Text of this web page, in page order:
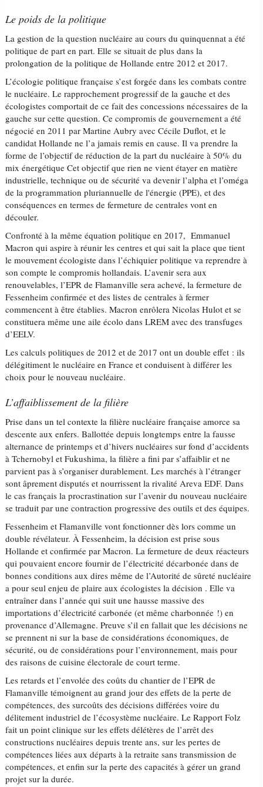
Le poids de la politique
La gestion de la question nucléaire au cours du quinquennat a été
politique de part en part. Elle se situait de plus dans la
prolongation de la politique de Hollande entre 2012 et 2017.
L’écologie politique française s’est forgée dans les combats contre
le nucléaire. Le rapprochement progressif de la gauche et des
écologistes comportait de ce fait des concessions nécessaires de la
gauche sur cette question. Ce compromis de gouvernement a été
négocié en 2011 par Martine Aubry avec Cécile Duflot, et le
candidat Hollande ne l’a jamais remis en cause. Il va prendre la
forme de l’objectif de réduction de la part du nucléaire à 50% du
mix énergétique Cet objectif que rien ne vient étayer en matière
industrielle, technique ou de sécurité va devenir l’alpha et l’oméga
de la programmation pluriannuelle de l'énergie (PPE), et des
conséquences en termes de fermeture de centrales vont en
découler.
Confronté à la même équation politique en 2017, Emmanuel
Macron qui aspire à réunir les centres et qui sait la place que tient
le mouvement écologiste dans l’échiquier politique va reprendre à
son compte le compromis hollandais. L’avenir sera aux
renouvelables, l’EPR de Flamanville sera achevé, la fermeture de
Fessenheim confirmée et des listes de centrales à fermer
commencent à être établies. Macron enrôlera Nicolas Hulot et se
constituera même une aile écolo dans LREM avec des transfuges
d’EELV.
Les calculs politiques de 2012 et de 2017 ont un double effet : ils
délégitiment le nucléaire en France et conduisent à différer les
choix pour le nouveau nucléaire.
L’affaiblissement de la filière
Prise dans un tel contexte la filière nucléaire française amorce sa
descente aux enfers. Ballottée depuis longtemps entre la fausse
alternance de printemps et d’hivers nucléaires sur fond d’accidents
à Tchernobyl et Fukushima, la filière a fini par s’affaiblir et ne
parvient pas à s’organiser durablement. Les marchés à l’étranger
sont âprement disputés et nourrissent la rivalité Areva EDF. Dans
le cas français la procrastination sur l’avenir du nouveau nucléaire
se traduit par une contraction progressive des outils et des équipes.
Fessenheim et Flamanville vont fonctionner dès lors comme un
double révélateur. À Fessenheim, la décision est prise sous
Hollande et confirmée par Macron. La fermeture de deux réacteurs
qui pouvaient encore fournir de l’électricité décarbonée dans de
bonnes conditions aux dires même de l’Autorité de sûreté nucléaire
a pour seul enjeu de plaire aux écologistes la décision . Elle va
entraîner dans l’année qui suit une hausse massive des
importations d’électricité carbonée (et même charbonnée !) en
provenance d’Allemagne. Preuve s’il en fallait que les décisions ne
se prennent ni sur la base de considérations économiques, de
sécurité, ou de considérations pour l’environnement, mais pour
des raisons de cuisine électorale de court terme.
Les retards et l’envolée des coûts du chantier de l’EPR de
Flamanville témoignent au grand jour des effets de la perte de
compétences, des surcoûts des décisions différées voire du
délitement industriel de l’écosystème nucléaire. Le Rapport Folz
fait un point clinique sur les effets délétères de l’arrêt des
constructions nucléaires depuis trente ans, sur les pertes de
compétences liées aux départs à la retraite sans transmission de
compétences, et enfin sur la perte des capacités à gérer un grand
projet sur la durée.